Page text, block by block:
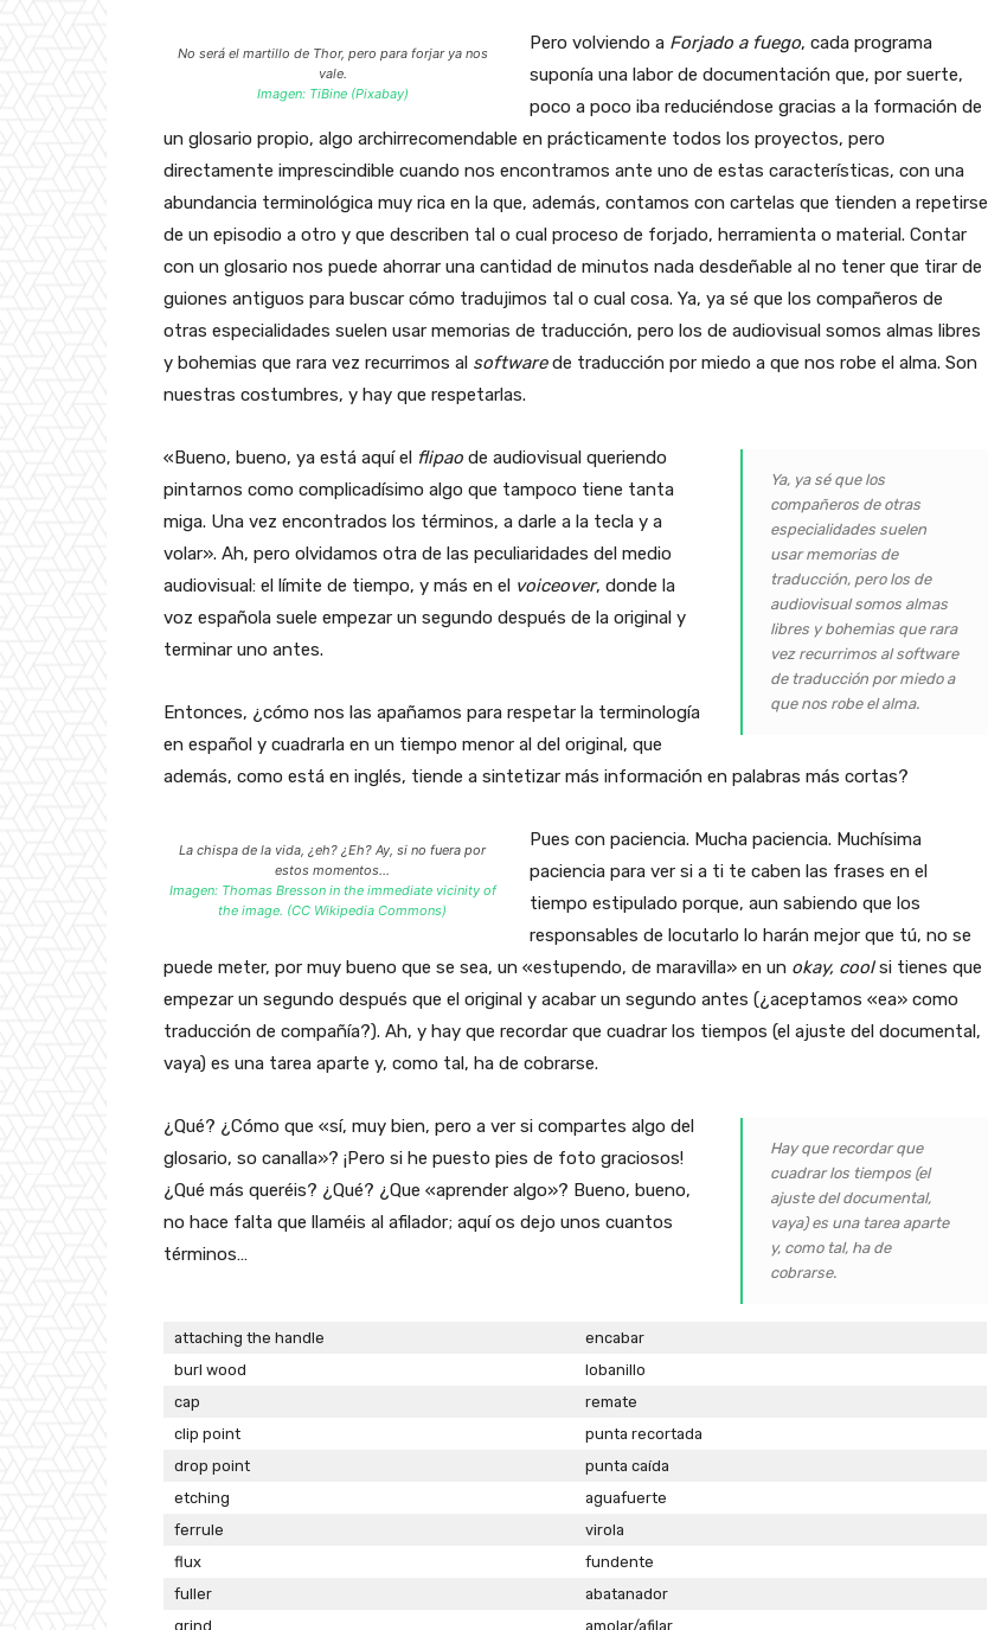
No será el martillo de Thor, pero para forjar ya nos
vale.
Imagen: TiBine (Pixabay)
Pero volviendo a Forjado a fuego, cada programa
suponía una labor de documentación que, por suerte,
poco a poco iba reduciéndose gracias a la formación de
un glosario propio, algo archirrecomendable en prácticamente todos los proyectos, pero
directamente imprescindible cuando nos encontramos ante uno de estas características, con una
abundancia terminológica muy rica en la que, además, contamos con cartelas que tienden a repetirse
de un episodio a otro y que describen tal o cual proceso de forjado, herramienta o material. Contar
con un glosario nos puede ahorrar una cantidad de minutos nada desdeñable al no tener que tirar de
guiones antiguos para buscar cómo tradujimos tal o cual cosa. Ya, ya sé que los compañeros de
otras especialidades suelen usar memorias de traducción, pero los de audiovisual somos almas libres
y bohemias que rara vez recurrimos al softwarede traducción por miedo a que nos robe el alma. Son
nuestras costumbres, y hay que respetarlas.
Ya, ya sé que los
compañeros de otras
especialidades suelen
usar memorias de
traducción, pero los de
audiovisual somos almas
libres y bohemias que rara
vez recurrimos alsoftware
de traducción por miedo a
que nos robe el alma.
«Bueno, bueno, ya está aquí el flipao de audiovisual queriendo
pintarnos como complicadísimo algo que tampoco tiene tanta
miga. Una vez encontrados los términos, a darle a la tecla y a
volar». Ah, pero olvidamos otra de las peculiaridades del medio
audiovisual: el límite de tiempo, y más en el voiceover, donde la
voz española suele empezar un segundo después de la original y
terminar uno antes.
Entonces, ¿cómo nos las apañamos para respetar la terminología
en español y cuadrarla en un tiempo menor al del original, que
además, como está en inglés, tiende a sintetizar más información en palabras más cortas?
La chispa de la vida, ¿eh? ¿Eh? Ay, si no fuera por
estos momentos…
Imagen: Thomas Bresson in the immediate vicinity of
the image. (CC Wikipedia Commons)
Pues con paciencia. Mucha paciencia. Muchísima
paciencia para ver si a ti te caben las frases en el
tiempo estipulado porque, aun sabiendo que los
responsables de locutarlo lo harán mejor que tú, no se
puede meter, por muy bueno que se sea, un «estupendo, de maravilla» en un okay, coolsi tienes que
empezar un segundo después que el original y acabar un segundo antes (¿aceptamos «ea» como
traducción de compañía?). Ah, y hay que recordar que cuadrar los tiempos (el ajuste del documental,
vaya) es una tarea aparte y, como tal, ha de cobrarse.
Hay que recordar que
cuadrar los tiempos (el
ajuste del documental,
vaya) es una tarea aparte
y, como tal, ha de
cobrarse.
¿Qué? ¿Cómo que «sí, muy bien, pero a ver si compartes algo del
glosario, so canalla»? ¡Pero si he puesto pies de foto graciosos!
¿Qué más queréis? ¿Qué? ¿Que «aprender algo»? Bueno, bueno,
no hace falta que llaméis al afilador; aquí os dejo unos cuantos
términos…
attaching the handle
encabar
burl wood
lobanillo
cap
remate
clip point
punta recortada
drop point
punta caída
etching
aguafuerte
ferrule
virola
flux
fundente
fuller
abatanador
grind
amolar/afilar